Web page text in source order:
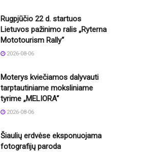
Rugpjūčio 22 d. startuos
Lietuvos pažinimo ralis „Ryterna
Mototourism Rally“
2026-08-06
Moterys kviečiamos dalyvauti
tarptautiniame moksliniame
tyrime „MELIORA“
2026-08-06
Šiaulių erdvėse eksponuojama
fotografijų paroda